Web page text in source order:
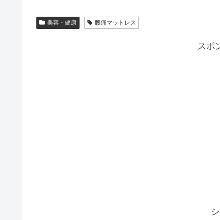
美容・健康 腰痛マットレス
スポ